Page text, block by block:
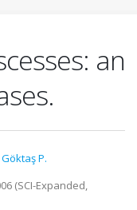
an
Göktaş P.
(SCI-Expanded,